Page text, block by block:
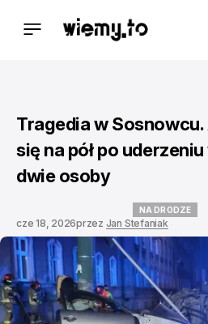
Tragedia w Sosnowcu.
się na pół po uderzeniu
dwie osoby
NA DRODZE
cze 18, 2026przez Jan Stefaniak